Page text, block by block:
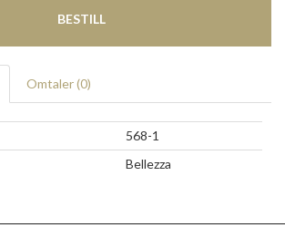
BESTILL
Omtaler (0)
568-1
Bellezza